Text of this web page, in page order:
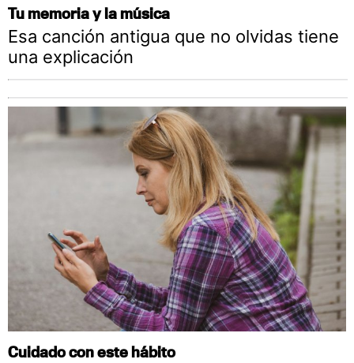
Tu memoria y la música
Esa canción antigua que no olvidas tiene
una explicación
Cuidado con este hábito